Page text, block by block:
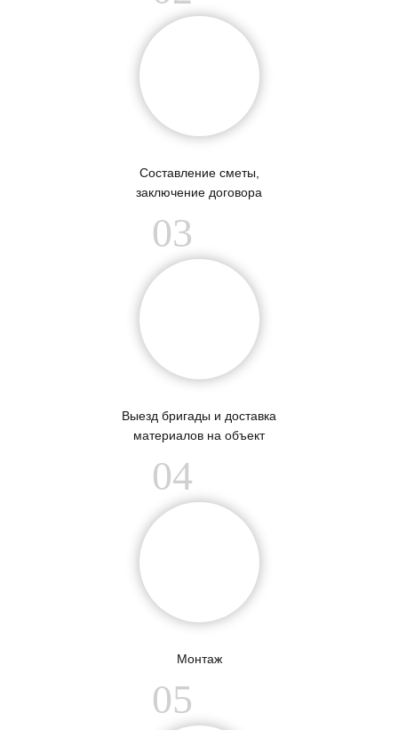
Составление сметы,
заключение договора
Выезд бригады и доставка
материалов на объект
03
Монтаж
04
05